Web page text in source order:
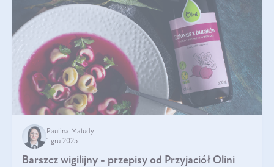
Paulina Maludy
1 gru 2025
Barszcz wigilijny - przepisy od Przyjaciół Olini